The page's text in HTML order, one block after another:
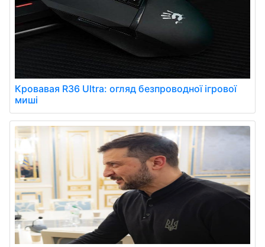
Кровавая R36 Ultra: огляд безпроводної ігрової
миші